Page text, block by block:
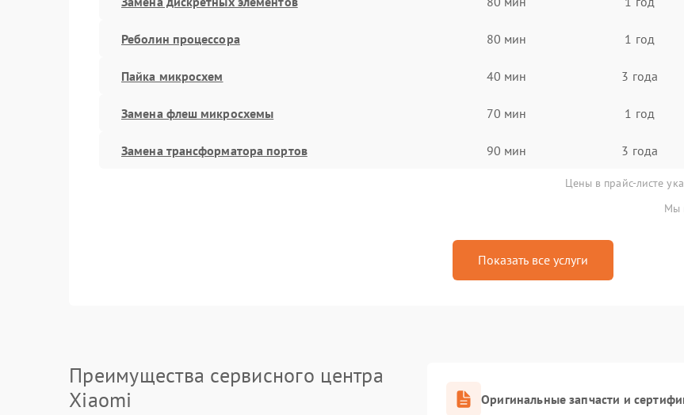
Реболин процессора 80 мин 1 год
Пайка микросхем 40 мин 3 года
Замена флеш микросхемы 70 мин 1 год
Замена трансформатора портов 90 мин 3 года
Цены в прайс-листе
Мы
Показать все услуги
Преимущества сервисного центра
Xiaomi
Оригинальные запчасти и